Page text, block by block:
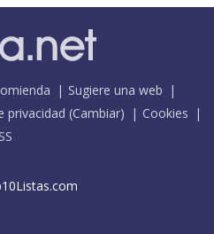
Sugiere una web
privacidad (Cambiar)
Cookies